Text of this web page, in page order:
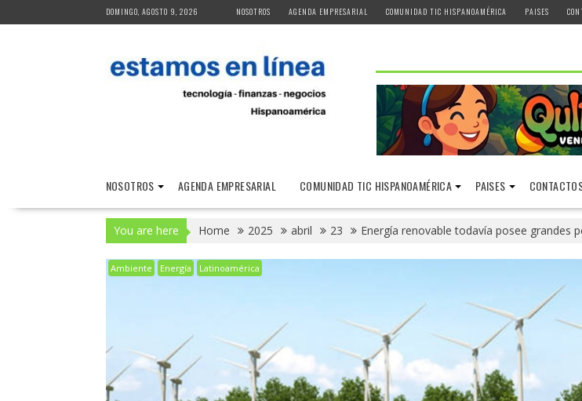
to
DOMINGO, AGOSTO 9, 2026 NOSOTROS AGENDA EMPRESARIAL COMUNIDAD TIC HISPANOAMÉRICA PAISES
NOSOTROS AGENDA EMPRESARIAL COMUNIDAD TIC HISPANOAMÉRICA PAISES
You are here Home 2025 abril 23 Energía renovable todavía posee grandes
Ambiente Energía Latinoamérica